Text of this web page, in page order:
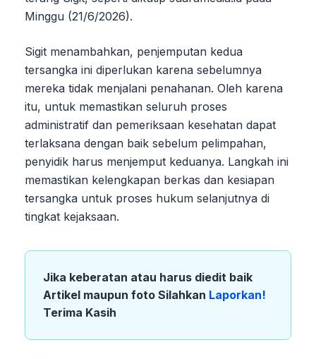
Minggu (21/6/2026).
Sigit menambahkan, penjemputan kedua
tersangka ini diperlukan karena sebelumnya
mereka tidak menjalani penahanan. Oleh karena
itu, untuk memastikan seluruh proses
administratif dan pemeriksaan kesehatan dapat
terlaksana dengan baik sebelum pelimpahan,
penyidik harus menjemput keduanya. Langkah ini
memastikan kelengkapan berkas dan kesiapan
tersangka untuk proses hukum selanjutnya di
tingkat kejaksaan.
Jika keberatan atau harus diedit baik
Artikel maupun foto Silahkan Laporkan!
Terima Kasih